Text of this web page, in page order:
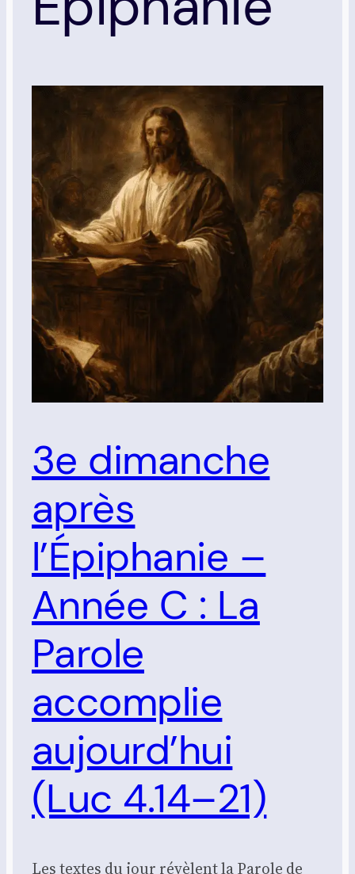
3e dimanche
après
l’Épiphanie –
Année C : La
Parole
accomplie
aujourd’hui
(Luc 4.14–21)
Les textes du jour révèlent la Parole de